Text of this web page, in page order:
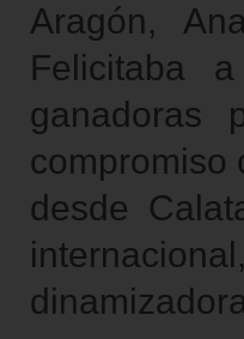
Aragón,
Felicitaba
ganadoras
compromiso
desde